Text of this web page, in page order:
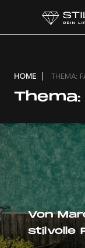
HOME THEMA:
Thema:
Von
stilvolle